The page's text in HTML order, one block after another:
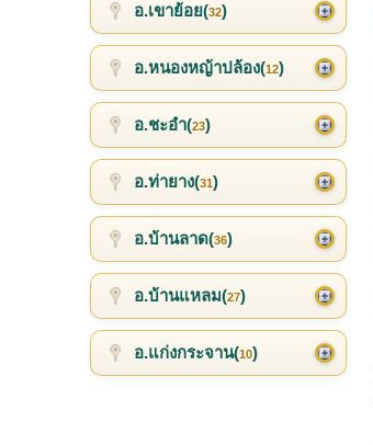
อ.เขาย้อย(32)
อ.หนองหญ้าปล้อง(12)
อ.ชะอำ(23)
อ.ท่ายาง(31)
อ.บ้านลาด(36)
อ.บ้านแหลม(27)
อ.แก่งกระจาน(10)